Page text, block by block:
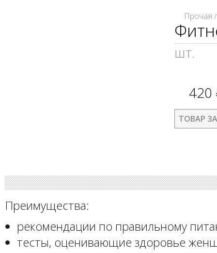
Прочая
шт.
420
ТОВАР
Преимущества:
рекомендации по правильному
тесты, оценивающие здоровье